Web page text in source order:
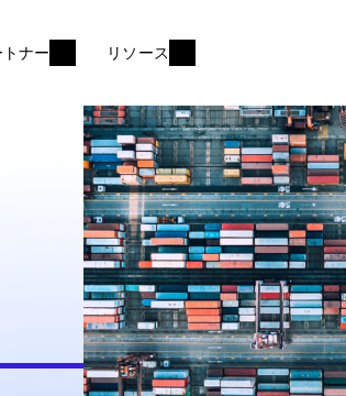
ナー リソース